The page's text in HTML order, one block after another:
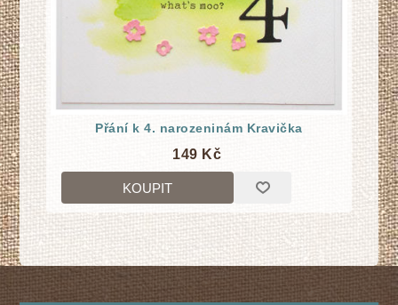
Přání k 4. narozeninám Kravička
149 Kč
KOUPIT